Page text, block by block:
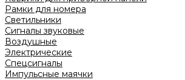
Рамки для номера
Светильники
Сигналы звуковые
Воздушные
Электрические
Спецсигналы
Импульсные маячки